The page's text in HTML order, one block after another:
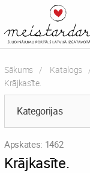
Sākums Katalogs
Current:
Krājkasīte.
Kategorijas
Apskates: 1462
Krājkasīte.